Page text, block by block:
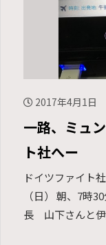
2017年4月1日
一路、ミュ
ト社へー
ドイツファイト
（日） 朝、7時
長 山下さんと